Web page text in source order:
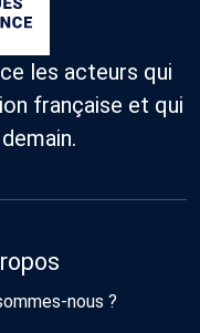
les acteurs qui
française et qui
nous ?